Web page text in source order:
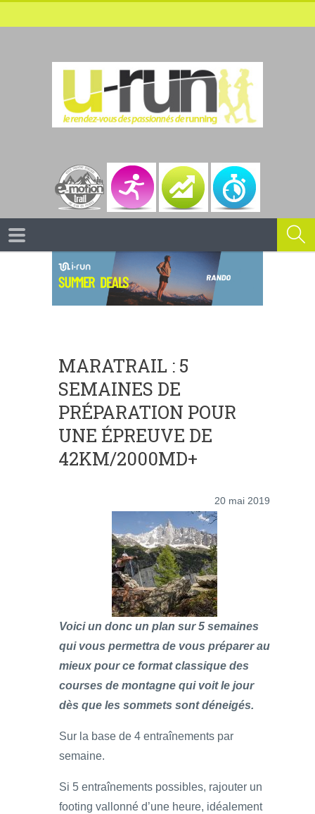
MARATRAIL : 5
SEMAINES DE
PRÉPARATION POUR
UNE ÉPREUVE DE
42KM/2000MD+
20 mai 2019
Voici un donc un plan sur 5 semaines
qui vous permettra de vous préparer au
mieux pour ce format classique des
courses de montagne qui voit le jour
dès que les sommets sont déneigés.
Sur la base de 4 entraînements par
semaine.
Si 5 entraînements possibles, rajouter un
footing vallonné d’une heure, idéalement